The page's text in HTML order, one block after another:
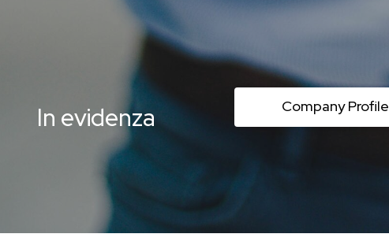
In evidenza Company Profile